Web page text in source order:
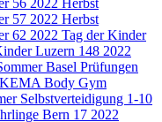
56 2022 Herbst
57 2022 Herbst
62 2022 Tag der Kinder
Luzern 148 2022
Basel Prüfungen
Body Gym
Selbstverteidigung 1-10
Bern 17 2022